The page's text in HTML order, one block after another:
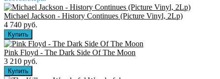
Michael Jackson - History Continues (Picture Vinyl, 2Lp)
4 740 руб.
Pink Floyd - The Dark Side Of The Moon
3 210 руб.